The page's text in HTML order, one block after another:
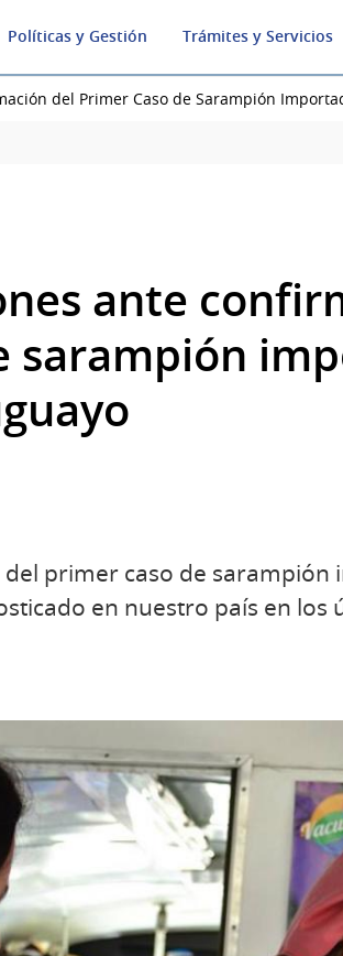
Políticas y Gestión Trámites y Servicios
del Primer Caso de Sarampión
ante
sarampión
primer caso de
en nuestro país en los